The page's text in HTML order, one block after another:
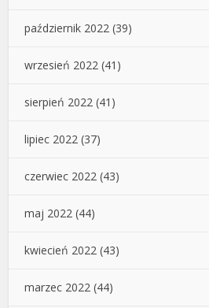
październik 2022 (39)
wrzesień 2022 (41)
sierpień 2022 (41)
lipiec 2022 (37)
czerwiec 2022 (43)
maj 2022 (44)
kwiecień 2022 (43)
marzec 2022 (44)